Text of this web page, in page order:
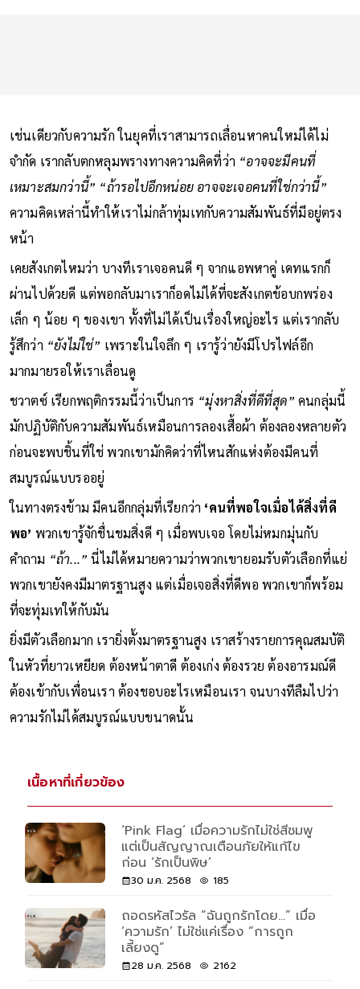
เช่นเดียวกับความรัก ในยุคที่เราสามารถเลื่อนหาคนใหม่ได้ไม่
จำกัด เรากลับตกหลุมพรางทางความคิดที่ว่า“อาจจะมีคนที่
เหมาะสมกว่านี้” “ถ้ารอไปอีกหน่อย อาจจะเจอคนที่ใช่กว่านี้”
ความคิดเหล่านี้ทำให้เราไม่กล้าทุ่มเทกับความสัมพันธ์ที่มีอยู่ตรง
หน้า
เคยสังเกตไหมว่า บางทีเราเจอคนดี ๆ จากแอพหาคู่ เดทแรกก็
ผ่านไปด้วยดี แต่พอกลับมาเราก็อดไม่ได้ที่จะสังเกตข้อบกพร่อง
เล็ก ๆ น้อย ๆ ของเขา ทั้งที่ไม่ได้เป็นเรื่องใหญ่อะไร แต่เรากลับ
รู้สึกว่า“ยังไม่ใช่”เพราะในใจลึก ๆ เรารู้ว่ายังมีโปรไฟล์อีก
มากมายรอให้เราเลื่อนดู
ชวาตซ์ เรียกพฤติกรรมนี้ว่าเป็นการ“มุ่งหาสิ่งที่ดีที่สุด”คนกลุ่มนี้
มักปฏิบัติกับความสัมพันธ์เหมือนการลองเสื้อผ้า ต้องลองหลายตัว
ก่อนจะพบชิ้นที่ใช่ พวกเขามักคิดว่าที่ไหนสักแห่งต้องมีคนที่
สมบูรณ์แบบรออยู่
ในทางตรงข้าม มีคนอีกกลุ่มที่เรียกว่า‘คนที่พอใจเมื่อได้สิ่งที่ดี
พอ’พวกเขารู้จักชื่นชมสิ่งดี ๆ เมื่อพบเจอ โดยไม่หมกมุ่นกับ
คำถาม“ถ้า...”นี่ไม่ได้หมายความว่าพวกเขายอมรับตัวเลือกที่แย่
พวกเขายังคงมีมาตรฐานสูง แต่เมื่อเจอสิ่งที่ดีพอ พวกเขาก็พร้อม
ที่จะทุ่มเทให้กับมัน
ยิ่งมีตัวเลือกมาก เรายิ่งตั้งมาตรฐานสูง เราสร้างรายการคุณสมบัติ
ในหัวที่ยาวเหยียด ต้องหน้าตาดี ต้องเก่ง ต้องรวย ต้องอารมณ์ดี
ต้องเข้ากับเพื่อนเรา ต้องชอบอะไรเหมือนเรา จนบางทีลืมไปว่า
เนื้อหาที่เกี่ยวข้อง
‘Pink Flag’ เมื่อความรักไม่ใช่สีชมพู
แต่เป็นสัญญาณเตือนภัยให้แก้ไข
ก่อน ‘รักเป็นพิษ’
ถอดรหัสไวรัล “ฉันถูกรักโดย…” เมื่อ
‘ความรัก’ ไม่ใช่แค่เรื่อง “การถูก
เลี้ยงดู”